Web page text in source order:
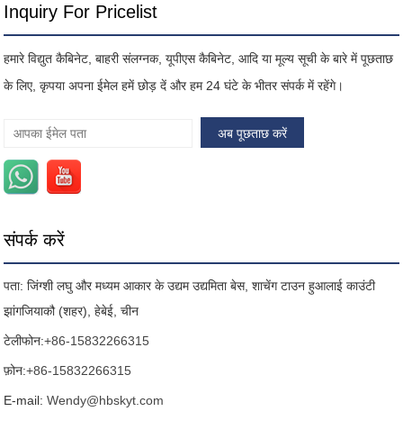
Inquiry For Pricelist
हमारे विद्युत कैबिनेट, बाहरी संलग्नक, यूपीएस कैबिनेट, आदि या मूल्य सूची के बारे में पूछताछ
के लिए, कृपया अपना ईमेल हमें छोड़ दें और हम 24 घंटे के भीतर संपर्क में रहेंगे।
संपर्क करें
पता: जिंग्शी लघु और मध्यम आकार के उद्यम उद्यमिता बेस, शाचेंग टाउन हुआलाई काउंटी
झांगजियाकौ (शहर), हेबेई, चीन
टेलीफोन:+86-15832266315
फ़ोन:+86-15832266315
E-mail:Wendy@hbskyt.com